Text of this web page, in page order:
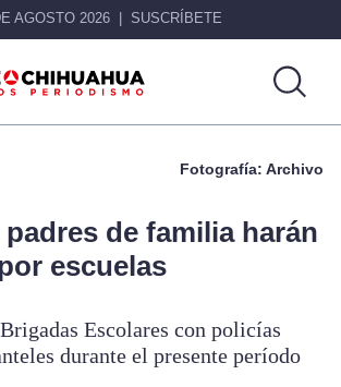
AGOSTO 2026 SUSCRÍBETE
Fotografía: Archivo
de familia harán
escuelas
Escolares con policías
durante el presente período